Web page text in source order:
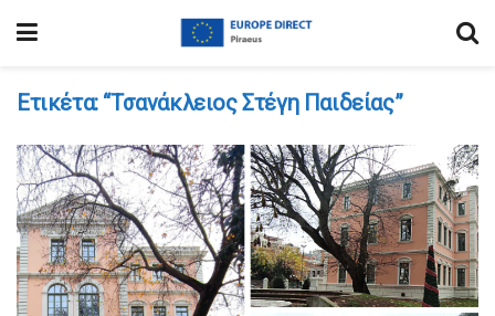
Ετικέτα: “Τσανάκλειος Στέγη Παιδείας”